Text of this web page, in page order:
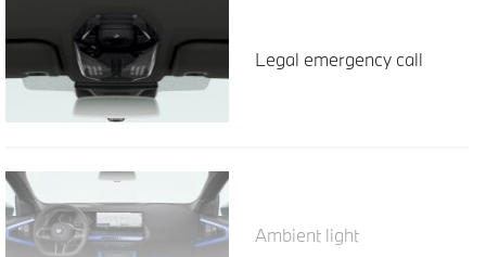
Legal emergency call
Ambient light